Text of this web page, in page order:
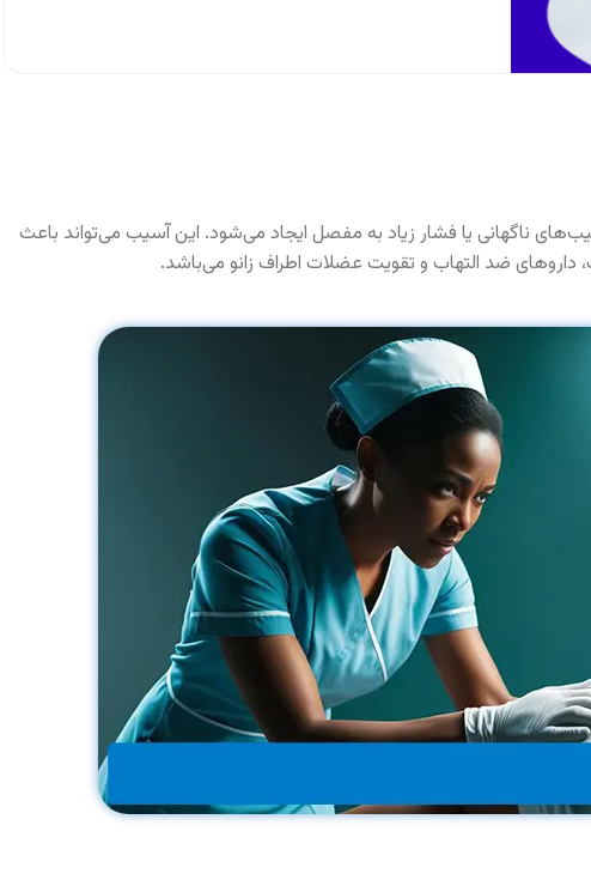
ناگهانی یا فشار زیاد به مفصل ایجاد می‌شود. این آسیب می‌تواند باعث
ضد التهاب و تقویت عضلات اطراف زانو می‌باشد.